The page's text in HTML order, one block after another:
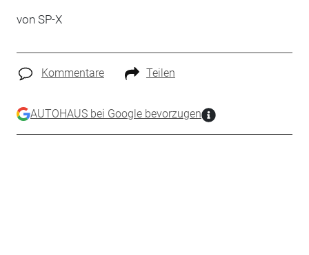
von SP-X
Kommentare Teilen
AUTOHAUS bei Google bevorzugen